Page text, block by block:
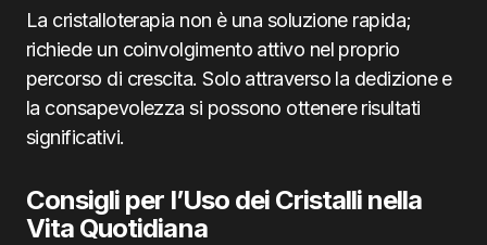
La cristalloterapia non è una soluzione rapida;
richiede un coinvolgimento attivo nel proprio
percorso di crescita. Solo attraverso la dedizione e
la consapevolezza si possono ottenere risultati
significativi.
Consigli per l’Uso dei Cristalli nella
Vita Quotidiana